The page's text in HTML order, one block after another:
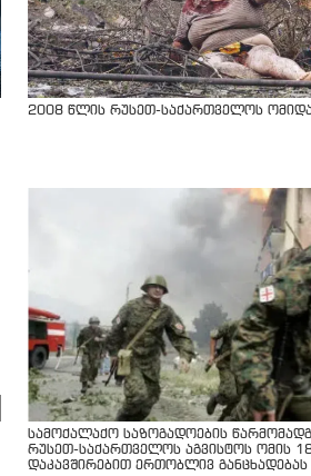
2008 წლის რუსეთ-საქართველოს
სამოქალაქო საზოგადოების
რუსეთ-საქართველოს აგვისტოს ომის
დაკავშირებით ერთობლივ